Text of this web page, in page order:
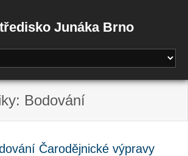
Junáka Brno
Bodování
Čarodějnické výpravy